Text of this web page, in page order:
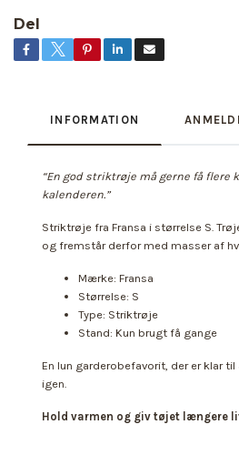
Del
INFORMATION
“En god striktrøje må gerne få flere
kalenderen.”
Striktrøje fra Fransa i størrelse S.
og fremstår derfor med masser af
Mærke: Fransa
Størrelse: S
Type: Striktrøje
Stand: Kun brugt få gange
En lun garderobefavorit, der er klar
igen.
Hold varmen og giv tøjet længere